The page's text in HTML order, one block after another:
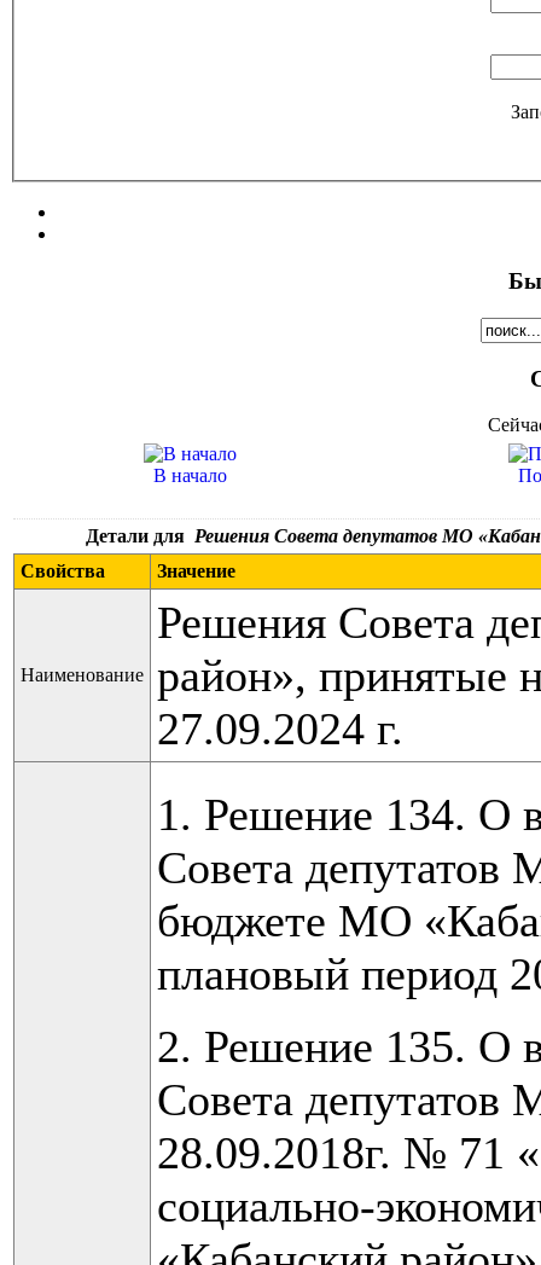
В начало
Детали для Решения Совета депутатов МО
Свойства
Значение
Наименование
Решения Совета
район», принятые
27.09.2024 г.
1. Решение 134. О
Совета
бюджете МО
плановый период
2. Решение 135. О
Совета депутатов
28.09.2018г. № 71
социально-